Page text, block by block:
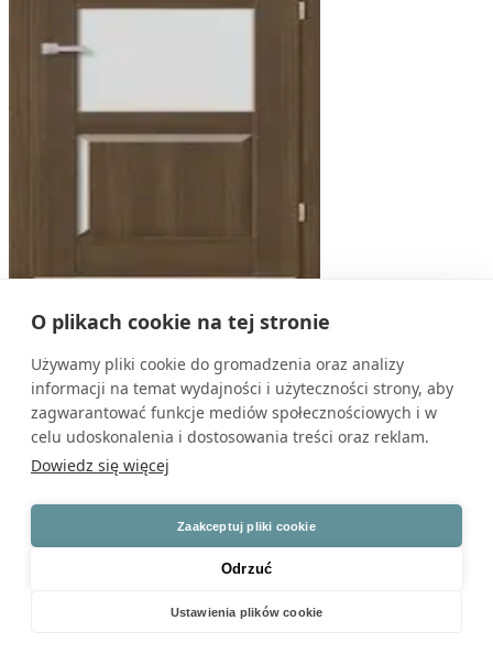
O plikach cookie na tej stronie
Używamy pliki cookie do gromadzenia oraz analizy
informacji na temat wydajności i użyteczności strony, aby
zagwarantować funkcje mediów społecznościowych i w
celu udoskonalenia i dostosowania treści oraz reklam.
Dowiedz się więcej
Zaakceptuj pliki cookie
Odrzuć
Ustawienia plików cookie
Cena od 1060 zł